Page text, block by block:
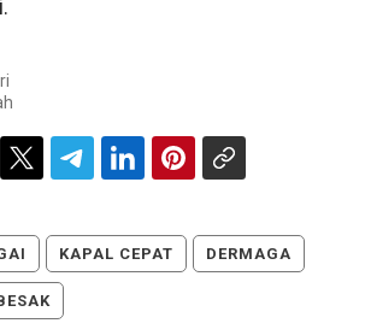
KAPAL CEPAT DERMAGA